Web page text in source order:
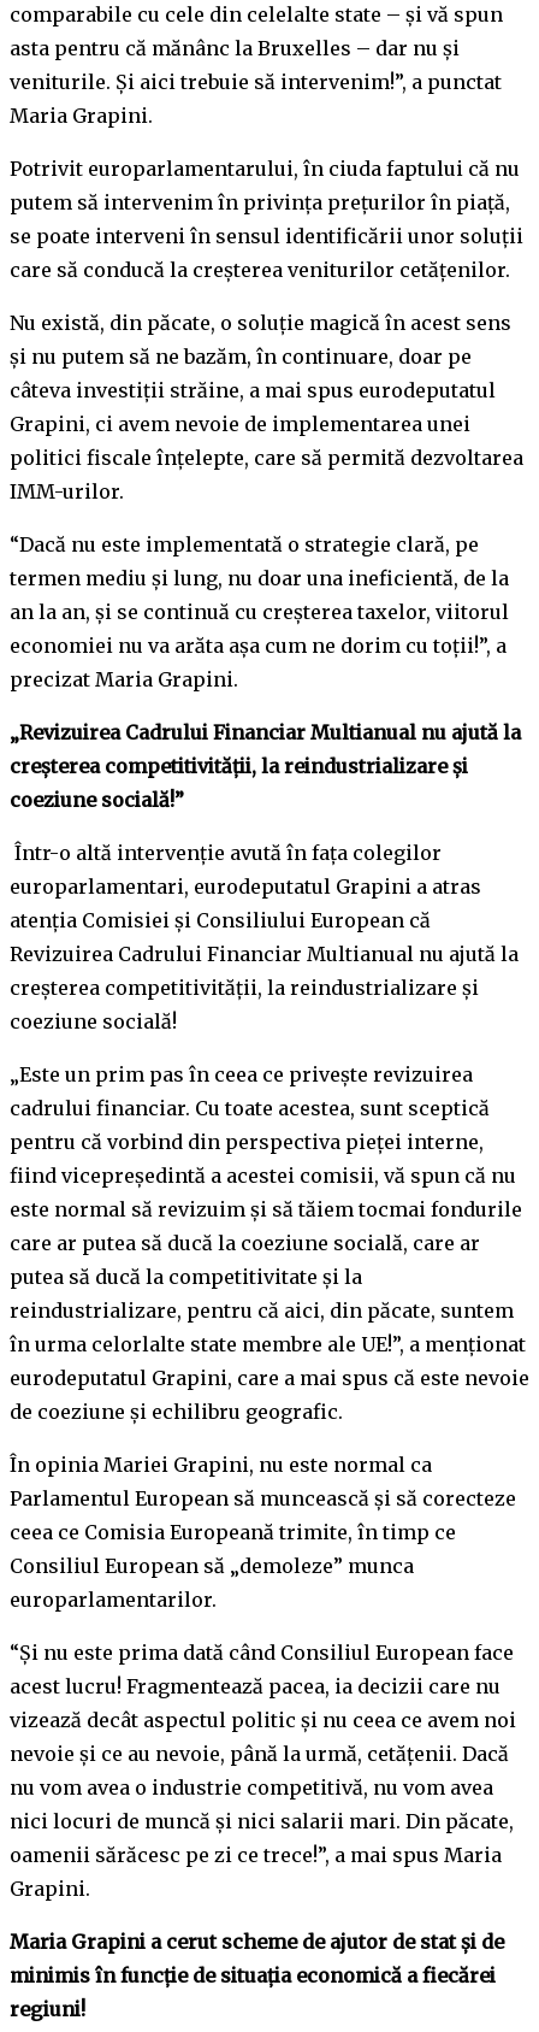
comparabile cu cele din celelalte state – și vă spun
asta pentru că mănânc la Bruxelles – dar nu și
veniturile. Și aici trebuie să intervenim!”, a punctat
Maria Grapini.
Potrivit europarlamentarului, în ciuda faptului că nu
putem să intervenim în privința prețurilor în piață,
se poate interveni în sensul identificării unor soluții
care să conducă la creșterea veniturilor cetățenilor.
Nu există, din păcate, o soluție magică în acest sens
și nu putem să ne bazăm, în continuare, doar pe
câteva investiții străine, a mai spus eurodeputatul
Grapini, ci avem nevoie de implementarea unei
politici fiscale înțelepte, care să permită dezvoltarea
IMM-urilor.
“Dacă nu este implementată o strategie clară, pe
termen mediu și lung, nu doar una ineficientă, de la
an la an, și se continuă cu creșterea taxelor, viitorul
economiei nu va arăta așa cum ne dorim cu toții!”, a
precizat Maria Grapini.
„Revizuirea Cadrului Financiar Multianual nu ajută la
creșterea competitivității, la reindustrializare și
coeziune socială!”
Într-o altă intervenție avută în fața colegilor
europarlamentari, eurodeputatul Grapini a atras
atenția Comisiei și Consiliului European că
Revizuirea Cadrului Financiar Multianual nu ajută la
creșterea competitivității, la reindustrializare și
coeziune socială!
„Este un prim pas în ceea ce privește revizuirea
cadrului financiar. Cu toate acestea, sunt sceptică
pentru că vorbind din perspectiva pieței interne,
fiind vicepreședintă a acestei comisii, vă spun că nu
este normal să revizuim și să tăiem tocmai fondurile
care ar putea să ducă la coeziune socială, care ar
putea să ducă la competitivitate și la
reindustrializare, pentru că aici, din păcate, suntem
în urma celorlalte state membre ale UE!”, a menționat
eurodeputatul Grapini, care a mai spus că este nevoie
de coeziune și echilibru geografic.
În opinia Mariei Grapini, nu este normal ca
Parlamentul European să muncească și să corecteze
ceea ce Comisia Europeană trimite, în timp ce
Consiliul European să „demoleze” munca
europarlamentarilor.
“Și nu este prima dată când Consiliul European face
acest lucru! Fragmentează pacea, ia decizii care nu
vizează decât aspectul politic și nu ceea ce avem noi
nevoie și ce au nevoie, până la urmă, cetățenii. Dacă
nu vom avea o industrie competitivă, nu vom avea
nici locuri de muncă și nici salarii mari. Din păcate,
oamenii sărăcesc pe zi ce trece!”, a mai spus Maria
Grapini.
Maria Grapini a cerut scheme de ajutor de stat și de
minimis în funcție de situația economică a fiecărei
regiuni!